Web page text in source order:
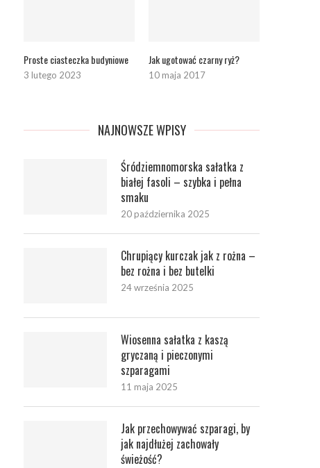
Proste ciasteczka budyniowe
3 lutego 2023
Jak ugotować czarny ryż?
10 maja 2017
NAJNOWSZE WPISY
Śródziemnomorska sałatka z
białej fasoli – szybka i pełna
smaku
20 października 2025
Chrupiący kurczak jak z rożna –
bez rożna i bez butelki
24 września 2025
Wiosenna sałatka z kaszą
gryczaną i pieczonymi
szparagami
11 maja 2025
Jak przechowywać szparagi, by
jak najdłużej zachowały
świeżość?